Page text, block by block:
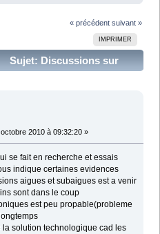
« précédent suivant »
IMPRIMER
Sujet: Discussions sur
d'autres sujets (Lu 23271
2010 à 09:32:20 »
se fait en recherche et essais
indique certaines evidences
aigues et subaigues est a venir
sont dans le coup
est peu propable(probleme
solution technologique cad les